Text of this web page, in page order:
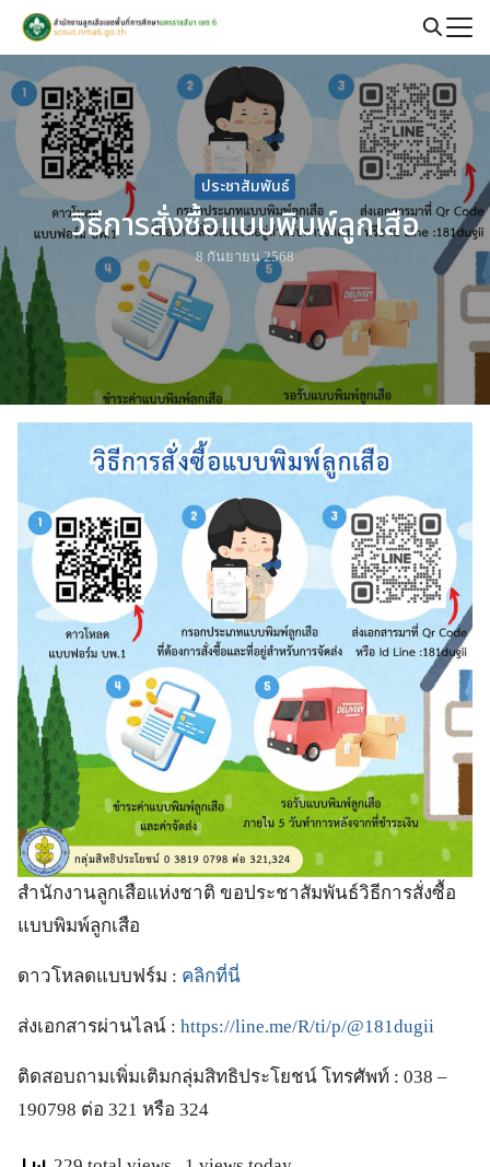
Skip
contentSearch
for:
ประชาสัมพันธ์
วิธีการสั่งซื้อแบบพิมพ์ลูกเสือ
8 กันยายน 2568
สำนักงานลูกเสือแห่งชาติ ขอประชาสัมพันธ์วิธีการสั่งซื้อ
แบบพิมพ์ลูกเสือ
ดาวโหลดแบบฟร์ม : คลิกที่นี่
ส่งเอกสารผ่านไลน์ : https://line.me/R/ti/p/@181dugii
ติดสอบถามเพิ่มเติมกลุ่มสิทธิประโยชน์ โทรศัพท์ : 038 –
190798 ต่อ 321 หรือ 324